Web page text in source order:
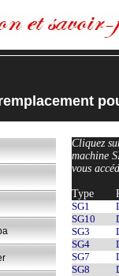
Cliquez
machine
vous
Type
SG1
SG10
SG3
SG4
SG7
SG8